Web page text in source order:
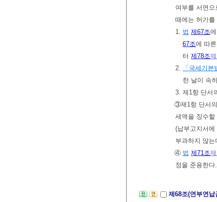
여부를 서면
때에는 허가
1. 법 제67조
67조에 따
터 제78조
2.
「국세기본
한 날이 속
3. 제1항 단서
③제1항 단서
세액을 징수
(납부고지서
부과하지 않
④ 법 제71조
정을 준용한
제68조(연부연